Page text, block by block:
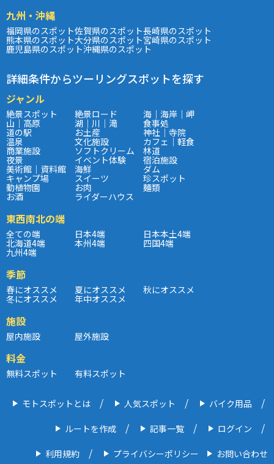
九州・沖縄
福岡県のスポット佐賀県のスポット長崎県のスポット
熊本県のスポット大分県のスポット宮崎県のスポット
鹿児島県のスポット沖縄県のスポット
詳細条件からツーリングスポットを探す
ジャンル
絶景スポット 絶景ロード 海｜海岸｜岬
山｜高原 湖｜川｜滝 食事処
道の駅 お土産 神社｜寺院
温泉 文化施設 カフェ｜軽食
商業施設 ソフトクリーム 林道
夜景 イベント体験 宿泊施設
美術館｜資料館 海鮮 ダム
キャンプ場 スイーツ 珍スポット
動植物園 お肉 麺類
お酒 ライダーハウス
東西南北の端
全ての端 日本4端 日本本土4端
北海道4端 本州4端 四国4端
九州4端
季節
春にオススメ 夏にオススメ 秋にオススメ
冬にオススメ 年中オススメ
施設
屋内施設 屋外施設
料金
無料スポット 有料スポット
モトスポットとは 人気スポット バイク用品
ルートを作成 記事一覧 ログイン
利用規約 プライバシーポリシー お問い合わせ